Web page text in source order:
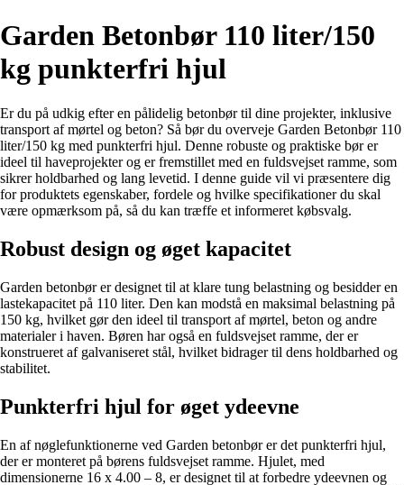
Garden Betonbør 110 liter/150
kg punkterfri hjul
Er du på udkig efter en pålidelig betonbør til dine projekter, inklusive
transport af mørtel og beton? Så bør du overveje Garden Betonbør 110
liter/150 kg med punkterfri hjul. Denne robuste og praktiske bør er
ideel til haveprojekter og er fremstillet med en fuldsvejset ramme, som
sikrer holdbarhed og lang levetid. I denne guide vil vi præsentere dig
for produktets egenskaber, fordele og hvilke specifikationer du skal
være opmærksom på, så du kan træffe et informeret købsvalg.
Robust design og øget kapacitet
Garden betonbør er designet til at klare tung belastning og besidder en
lastekapacitet på 110 liter. Den kan modstå en maksimal belastning på
150 kg, hvilket gør den ideel til transport af mørtel, beton og andre
materialer i haven. Børen har også en fuldsvejset ramme, der er
konstrueret af galvaniseret stål, hvilket bidrager til dens holdbarhed og
stabilitet.
Punkterfri hjul for øget ydeevne
En af nøglefunktionerne ved Garden betonbør er det punkterfri hjul,
der er monteret på børens fuldsvejset ramme. Hjulet, med
dimensionerne 16 x 4.00 – 8, er designet til at forbedre ydeevnen og